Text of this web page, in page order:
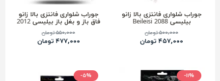
جوراب شلواری فانتزی بالا زانو
بیلیسی 2088 Beileisi
۵۰۰,۰۰۰ تومان
۴۵۷,۰۰۰ تومان
جوراب شلواری فانتزی بالا زانو
فاق باز و بغل باز بیلیسی 2012
Beileisi
۵۵۰,۰۰۰ تومان
۴۷۷,۰۰۰ تومان
-۱۱% -۵%